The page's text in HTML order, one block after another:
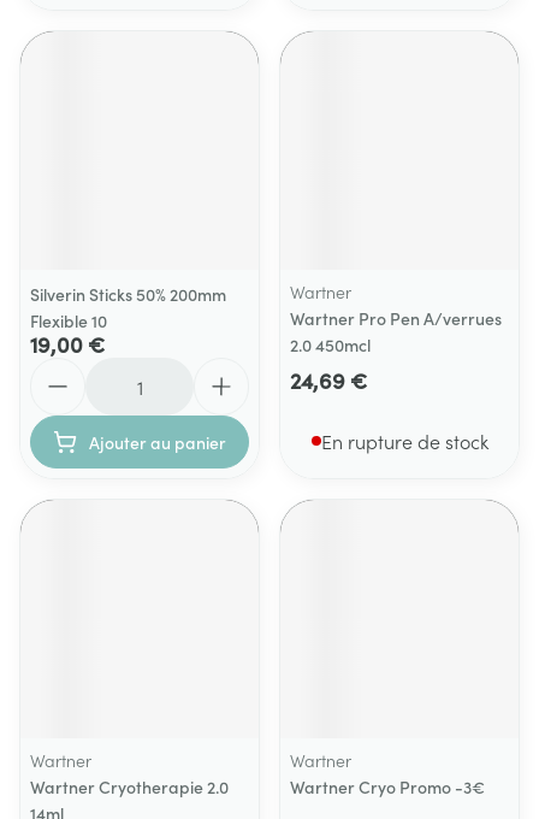
Silverin Sticks 50% 200mm
Flexible 10
19,00 €
Ajouter au panier
Wartner
Wartner Pro Pen A/verrues
2.0 450mcl
24,69 €
En rupture de stock
Wartner
Wartner Cryotherapie 2.0
14ml
Wartner
Wartner Cryo Promo -3€